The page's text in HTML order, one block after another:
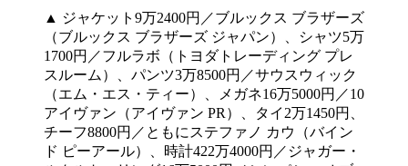
▲ ジャケット9万2400円／ブルックス ブラザーズ
（ブルックス ブラザーズ ジャパン）、シャツ5万
1700円／フルラボ（トヨダトレーディング プレ
スルーム）、パンツ3万8500円／サウスウィック
（エム・エス・ティー）、メガネ16万5000円／10
アイヴァン（アイヴァン PR）、タイ2万1450円、
チーフ8800円／ともにステファノ カウ（バイン
ド ピーアール）、時計422万4000円／ジャガー・